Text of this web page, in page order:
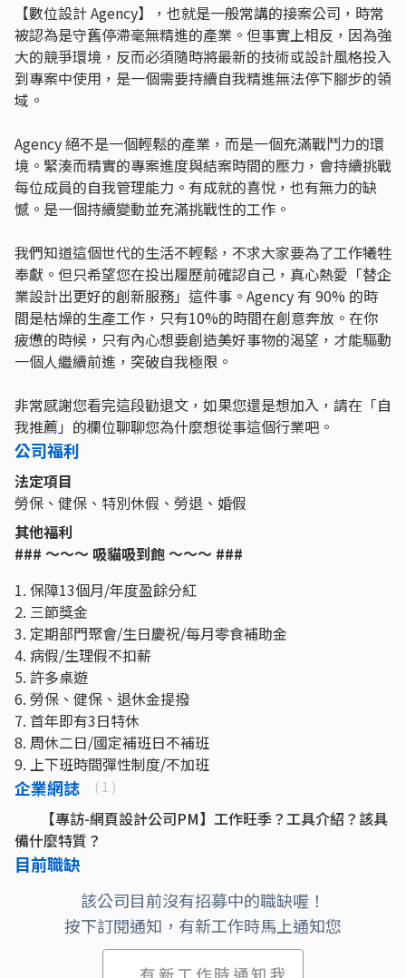
【數位設計 Agency】，也就是一般常講的接案公司，時常
被認為是守舊停滯毫無精進的產業。但事實上相反，因為強
大的競爭環境，反而必須隨時將最新的技術或設計風格投入
到專案中使用，是一個需要持續自我精進無法停下腳步的領
域。
Agency 絕不是一個輕鬆的產業，而是一個充滿戰鬥力的環
境。緊湊而精實的專案進度與結案時間的壓力，會持續挑戰
每位成員的自我管理能力。有成就的喜悅，也有無力的缺
憾。是一個持續變動並充滿挑戰性的工作。
我們知道這個世代的生活不輕鬆，不求大家要為了工作犧牲
奉獻。但只希望您在投出履歷前確認自己，真心熱愛「替企
業設計出更好的創新服務」這件事。Agency 有 90% 的時
間是枯燥的生產工作，只有10%的時間在創意奔放。在你
疲憊的時候，只有內心想要創造美好事物的渴望，才能驅動
一個人繼續前進，突破自我極限。
非常感謝您看完這段勸退文，如果您還是想加入，請在「自
我推薦」的欄位聊聊您為什麼想從事這個行業吧。
公司福利
法定項目
勞保、健保、特別休假、勞退、婚假
其他福利
### ～～～ 吸貓吸到飽 ～～～ ###
1. 保障13個月/年度盈餘分紅
2. 三節獎金
3. 定期部門聚會/生日慶祝/每月零食補助金
4. 病假/生理假不扣薪
5. 許多桌遊
6. 勞保、健保、退休金提撥
7. 首年即有3日特休
8. 周休二日/國定補班日不補班
9. 上下班時間彈性制度/不加班
企業網誌 ( 1 )
【專訪-網頁設計公司PM】工作旺季？工具介紹？該具
備什麼特質？
目前職缺
該公司目前沒有招募中的職缺喔！
按下訂閱通知，有新工作時馬上通知您